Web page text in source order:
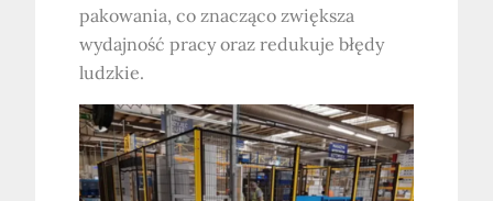
pakowania, co znacząco zwiększa
wydajność pracy oraz redukuje błędy
ludzkie.